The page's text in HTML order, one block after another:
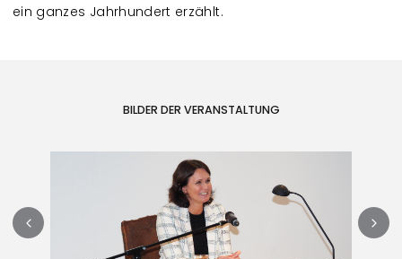
ein ganzes Jahrhundert erzählt.
BILDER DER VERANSTALTUNG